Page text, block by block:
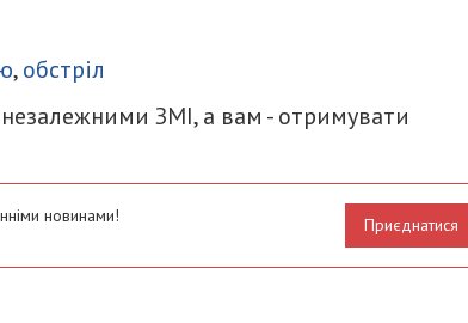
,обстріл
ЗМІ, а вам - отримувати
новинами! Приєднатися